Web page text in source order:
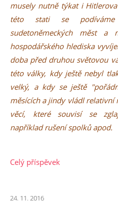
musely nutně týkat i
této stati se
sudetoněmeckých měst
hospodářského hlediska
doba před druhou světovou
této války, kdy ještě nebyl
velký, a kdy se ještě
měsících a jindy vládl relativní
věcí, které souvisí se
například rušení spolků apod.
Celý příspěvek
24. 11. 2016